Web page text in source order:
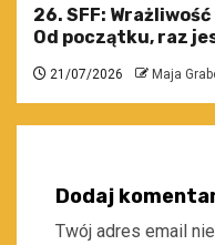
26. SFF:
Od początku, raz
21/07/2026 Maja
Dodaj
Twój adres email